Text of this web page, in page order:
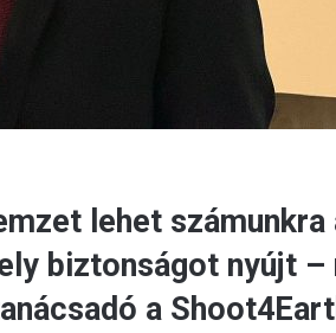
lehet számunkra
biztonságot nyújt –
a